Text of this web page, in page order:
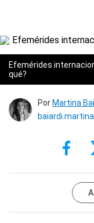
Efemérides
qué?
Por Martina